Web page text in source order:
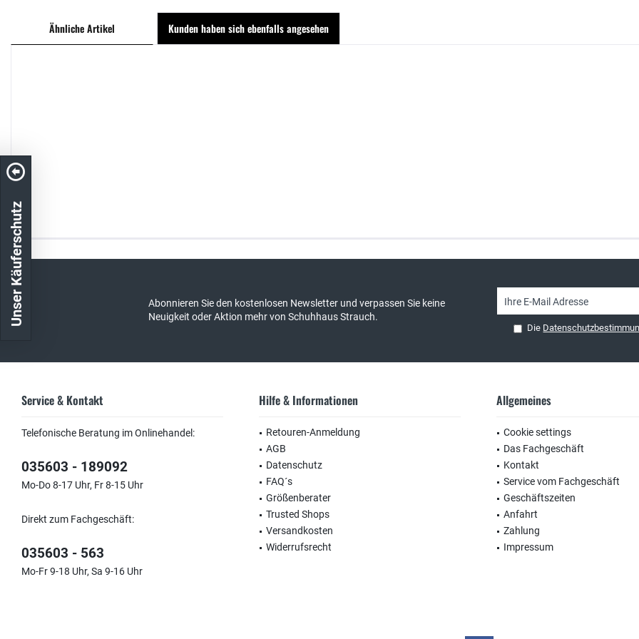
Ähnliche Artikel Kunden haben sich ebenfalls angesehen
Abonnieren Sie den kostenlosen Newsletter und verpassen Sie keine
Neuigkeit oder Aktion mehr von Schuhhaus Strauch.
Die
Service & Kontakt
Telefonische Beratung im Onlinehandel:
035603 - 189092
Mo-Do 8-17 Uhr, Fr 8-15 Uhr
Direkt zum Fachgeschäft:
035603 - 563
Mo-Fr 9-18 Uhr, Sa 9-16 Uhr
Hilfe & Informationen
Retouren-Anmeldung
AGB
Datenschutz
FAQ´s
Größenberater
Trusted Shops
Versandkosten
Widerrufsrecht
Allgemeines
Cookie settings
Das Fachgeschäft
Kontakt
Service vom Fachgeschäft
Geschäftszeiten
Anfahrt
Zahlung
Impressum
Unser Käuferschutz